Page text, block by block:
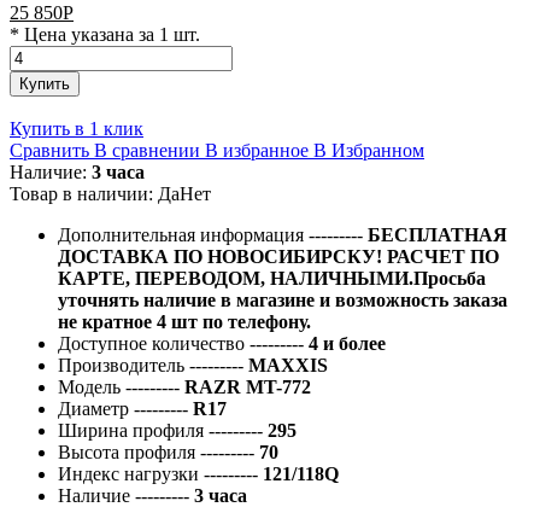
25 850Р
* Цена указана за 1 шт.
Купить
Купить в 1 клик
Сравнить В сравнении В избранное В Избранном
Наличие: 3 часа
Товар в наличии: ДаНет
Дополнительная информация --------- БЕСПЛАТНАЯ
ДОСТАВКА ПО НОВОСИБИРСКУ! РАСЧЕТ ПО
КАРТЕ, ПЕРЕВОДОМ, НАЛИЧНЫМИ.Просьба
уточнять наличие в магазине и возможность заказа
не кратное 4 шт по телефону.
Доступное количество --------- 4 и более
Производитель --------- MAXXIS
Модель --------- RAZR MT-772
Диаметр --------- R17
Ширина профиля --------- 295
Высота профиля --------- 70
Индекс нагрузки --------- 121/118Q
Наличие --------- 3 часа